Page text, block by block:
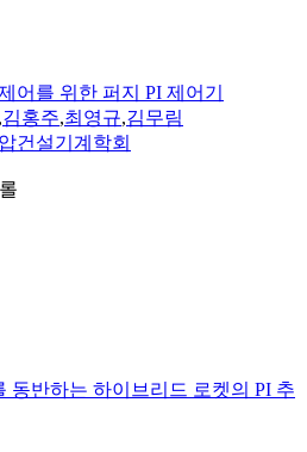
어를 위한 퍼지 PI 제어기
,김홍주,최영규,김무림
건설기계학회
동반하는 하이브리드 로켓의 PI 추